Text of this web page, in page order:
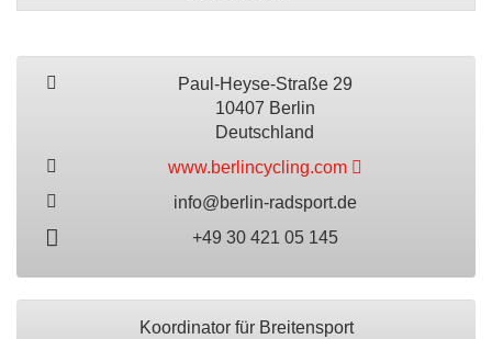
Paul-Heyse-Straße 29
10407 Berlin
Deutschland
www.berlincycling.com
info@berlin-radsport.de
+49 30 421 05 145
Koordinator für Breitensport